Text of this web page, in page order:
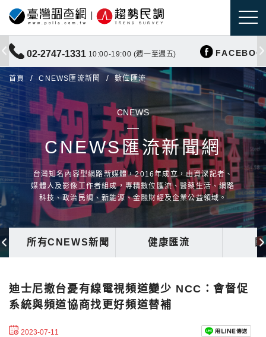
02-2747-1331 10:00-19:00 (週一至週五)
首頁 CNEWS匯流新聞 數位匯流
CNEWS
CNEWS匯流新聞網
台灣知名內容型網路新媒體，2016年成立，由資深記者、
媒體人及影像工作者組成，專精數位匯流、醫藥生活、網路
科技、政治民調、新能源、金融財經及企業公益領域。
所有CNEWS新聞 健康匯流
迪士尼撤台憂有線電視頻道變少 NCC：會督促
系統與頻道協商找更好頻道替補
2023-07-11